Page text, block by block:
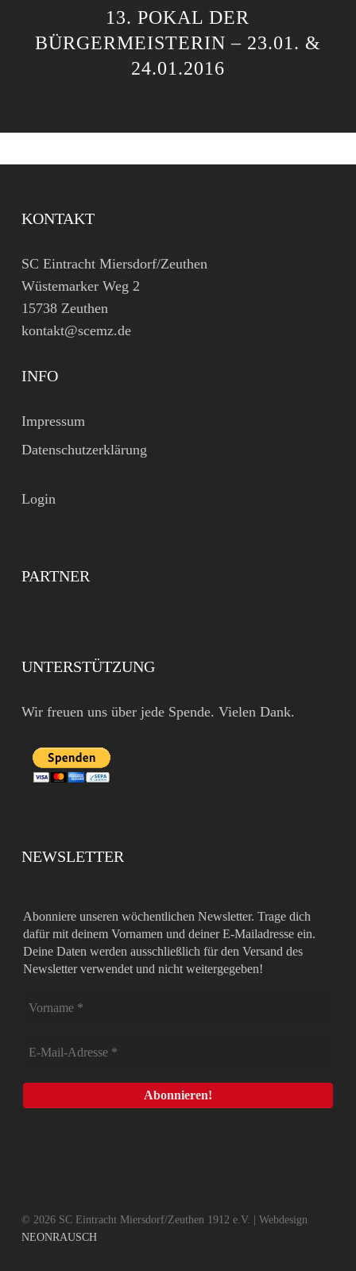
13. POKAL DER
BÜRGERMEISTERIN – 23.01. &
24.01.2016
KONTAKT
SC Eintracht Miersdorf/Zeuthen
Wüstemarker Weg 2
15738 Zeuthen
kontakt@scemz.de
INFO
Impressum
Datenschutzerklärung
Login
PARTNER
UNTERSTÜTZUNG
Wir freuen uns über jede Spende. Vielen Dank.
NEWSLETTER
Abonniere unseren wöchentlichen Newsletter. Trage dich
dafür mit deinem Vornamen und deiner E-Mailadresse ein.
Deine Daten werden ausschließlich für den Versand des
Newsletter verwendet und nicht weitergegeben!
© 2026 SC Eintracht Miersdorf/Zeuthen 1912 e.V. | Webdesign
NEONRAUSCH